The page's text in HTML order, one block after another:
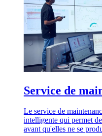
Service de
Le service de
intelligente qui permet
avant qu'elles ne se